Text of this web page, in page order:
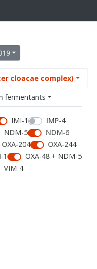
cloacae complex)
fermentants
IMI-1
IMP-4
NDM-5
NDM-6
OXA-204
OXA-244
1
OXA-48 + NDM-5
VIM-4